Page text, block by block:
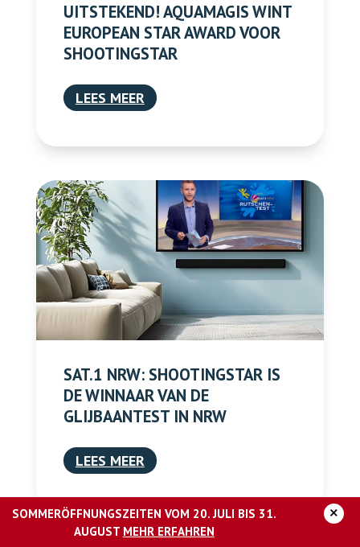
SOMMERÖFFNUNGSZEITEN VOM 20. JULI BIS 31.
AUGUST MEHR ERFAHREN
×
UITSTEKEND! AQUAMAGIS WINT
EUROPEAN STAR AWARD VOOR
SHOOTINGSTAR
LEES MEER
SAT.1 NRW: SHOOTINGSTAR IS
DE WINNAAR VAN DE
GLIJBAANTEST IN NRW
LEES MEER